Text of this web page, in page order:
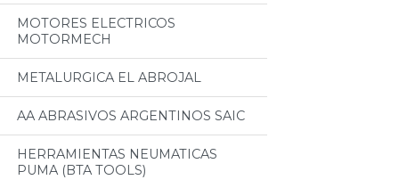
MOTORES ELECTRICOS
MOTORMECH
METALURGICA EL ABROJAL
AA ABRASIVOS ARGENTINOS SAIC
HERRAMIENTAS NEUMATICAS
PUMA (BTA TOOLS)